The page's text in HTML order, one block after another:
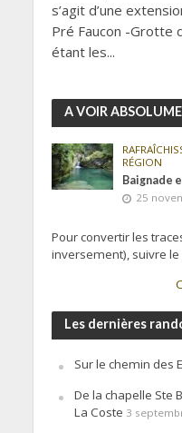
s’agit d’une
Pré Faucon -Grotte
étant les...
A VOIR
RÉGION
Baignade
25
Pour convertir les
inversement), suivre le
Les dernières
Sur le chemin des
De la chapelle Ste
La Coste 3